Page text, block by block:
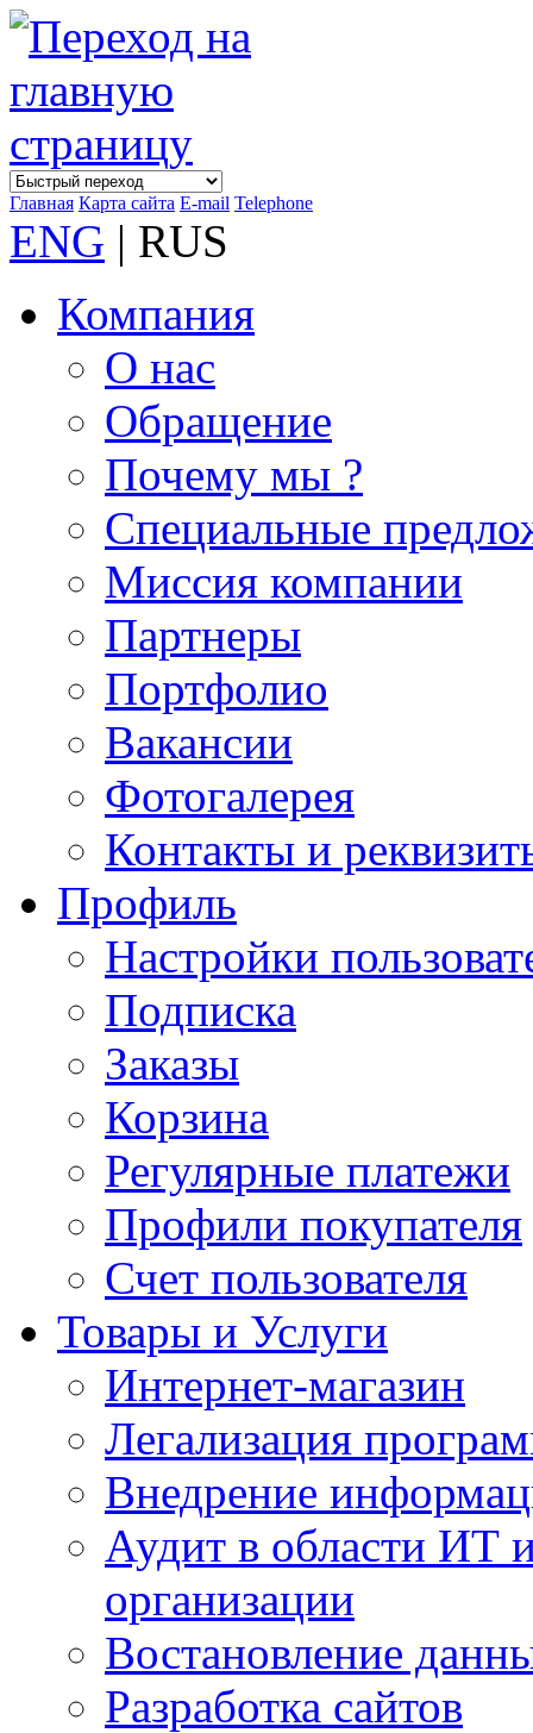
Главная Карта сайта E-mail Telephone
ENG | RUS
Компания
О нас
Обращение
Почему мы ?
Специальные
Миссия компании
Партнеры
Портфолио
Вакансии
Фотогалерея
Контакты и
Профиль
Настройки
Подписка
Заказы
Корзина
Регулярные платежи
Профили покупателя
Счет пользователя
Товары и Услуги
Интернет-магазин
Легализация
Внедрение
Аудит в области ИТ
организации
Востановление
Разработка сайтов